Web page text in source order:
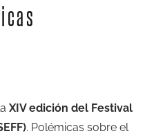
XIV edición del Festival
. Polémicas sobre el